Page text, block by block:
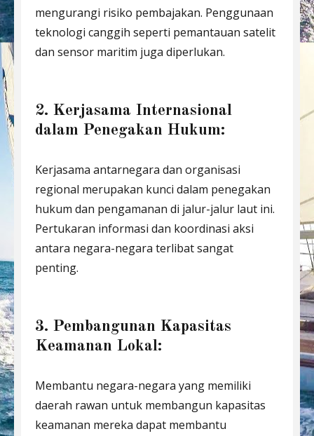
mengurangi risiko pembajakan. Penggunaan
teknologi canggih seperti pemantauan satelit
dan sensor maritim juga diperlukan.
2. Kerjasama Internasional
dalam Penegakan Hukum:
Kerjasama antarnegara dan organisasi
regional merupakan kunci dalam penegakan
hukum dan pengamanan di jalur-jalur laut ini.
Pertukaran informasi dan koordinasi aksi
antara negara-negara terlibat sangat
penting.
3. Pembangunan Kapasitas
Keamanan Lokal:
Membantu negara-negara yang memiliki
daerah rawan untuk membangun kapasitas
keamanan mereka dapat membantu